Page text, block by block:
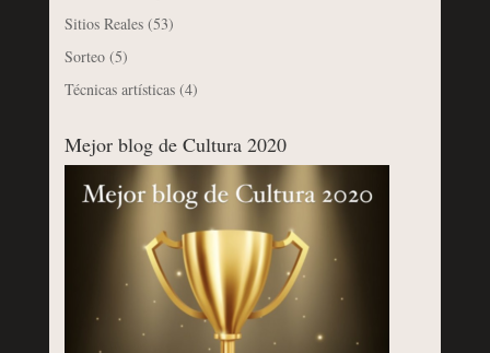
Sitios Reales(53)
Sorteo(5)
Técnicas artísticas(4)
Mejor blog de Cultura 2020